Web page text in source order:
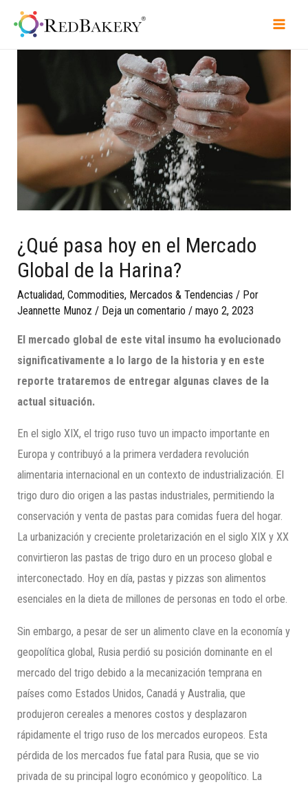
¿Qué pasa hoy en el Mercado
Global de la Harina?
Actualidad,Commodities, Mercados & Tendencias / Por
Jeannette Munoz / Deja un comentario /mayo 2, 2023
El mercado global de este vital insumo ha evolucionado
significativamente a lo largo de la historia y en este
reporte trataremos de entregar algunas claves de la
actual situación.
En el siglo XIX, el trigo ruso tuvo un impacto importante en
Europa y contribuyó a la primera verdadera revolución
alimentaria internacional en un contexto de industrialización. El
trigo duro dio origen a las pastas industriales, permitiendo la
conservación y venta de pastas para comidas fuera del hogar.
La urbanización y creciente proletarización en el siglo XIX y XX
convirtieron las pastas de trigo duro en un proceso global e
interconectado. Hoy en día, pastas y pizzas son alimentos
esenciales en la dieta de millones de personas en todo el orbe.
Sin embargo, a pesar de ser un alimento clave en la economía y
geopolítica global, Rusia perdió su posición dominante en el
mercado del trigo debido a la mecanización temprana en
países como Estados Unidos, Canadá y Australia, que
produjeron cereales a menores costos y desplazaron
rápidamente el trigo ruso de los mercados europeos. Esta
pérdida de los mercados fue fatal para Rusia, que se vio
privada de su principal logro económico y geopolítico. La